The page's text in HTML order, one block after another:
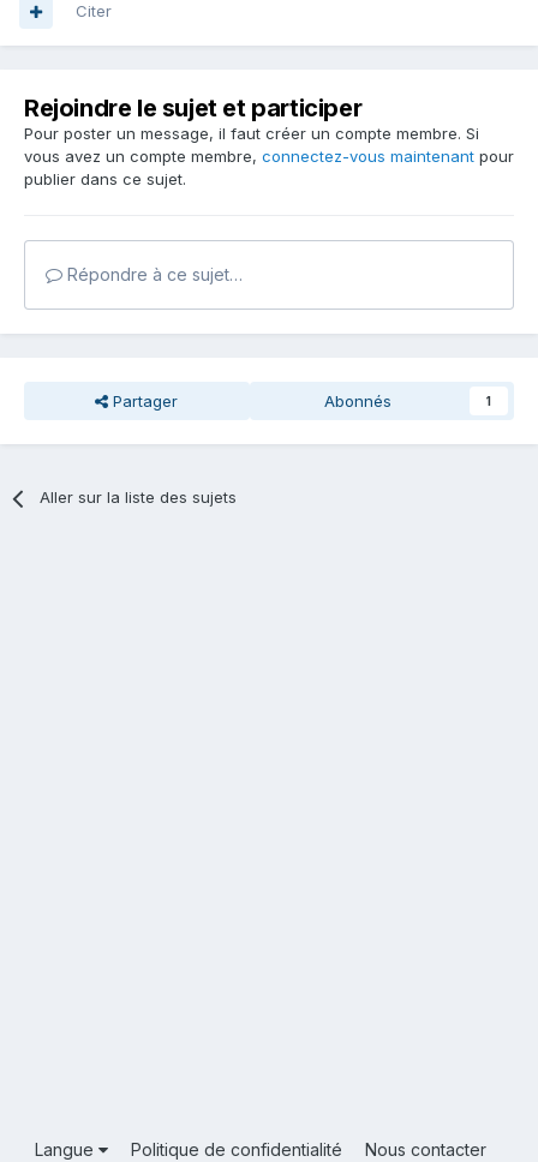
Citer
Rejoindre le sujet et participer
Pour poster un message, il faut créer un compte membre. Si
vous avez un compte membre, connectez-vous maintenant pour
publier dans ce sujet.
Répondre à ce sujet…
Partager Abonnés 1
Aller sur la liste des sujets
Langue Politique de confidentialité Nous contacter